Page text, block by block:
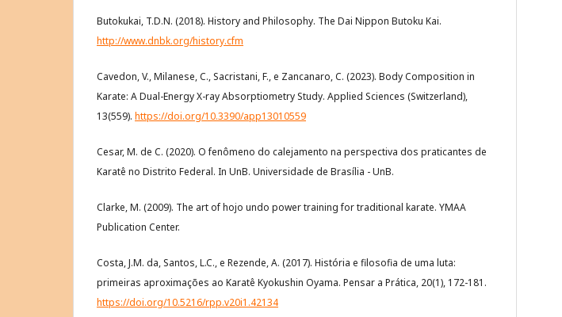
Butokukai, T.D.N. (2018). History and Philosophy. The Dai Nippon Butoku Kai.
http://www.dnbk.org/history.cfm
Cavedon, V., Milanese, C., Sacristani, F., e Zancanaro, C. (2023). Body Composition in
Karate: A Dual-Energy X-ray Absorptiometry Study. Applied Sciences (Switzerland),
13(559). https://doi.org/10.3390/app13010559
Cesar, M. de C. (2020). O fenômeno do calejamento na perspectiva dos praticantes de
Karatê no Distrito Federal. In UnB. Universidade de Brasília - UnB.
Clarke, M. (2009). The art of hojo undo power training for traditional karate. YMAA
Publication Center.
Costa, J.M. da, Santos, L.C., e Rezende, A. (2017). História e filosofia de uma luta:
primeiras aproximações ao Karatê Kyokushin Oyama. Pensar a Prática, 20(1), 172-181.
https://doi.org/10.5216/rpp.v20i1.42134